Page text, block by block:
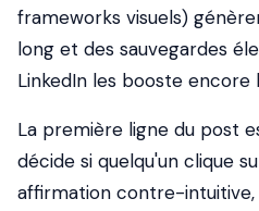
frameworks visuels)
long et des sauvegardes
LinkedIn les booste encore
La première ligne du post
décide si quelqu'un clique
affirmation contre-intuitive,